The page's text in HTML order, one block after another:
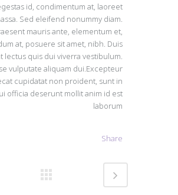
id, condimentum at, laoreet
Sed eleifend nonummy diam.
mauris ante, elementum et,
at, posuere sit amet, nibh. Duis
lectus quis dui viverra vestibulum.
vulputate aliquam dui.Excepteur
cupidatat non proident, sunt in
officia deserunt mollit anim id est
laborum
Share